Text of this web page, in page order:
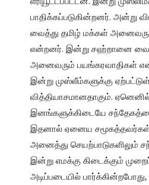
பாதிக்கப்படுகின்றனர். அன்று
வைத்து தமிழ் மக்கள்
என்றனர். இன்று சஹ்றானை
அனைவரும் பயங்கரவாதிகள்
இன்று முஸ்லீம்களுக்கு
வித்தியாசமானதாகும்.
இனங்களுக்கிடையே
இதனால் ஏனைய
அனைத்து செயற்பாடுகளிலும்
இன்று எமக்கு கிடைக்கும்
அடிப்படையில்